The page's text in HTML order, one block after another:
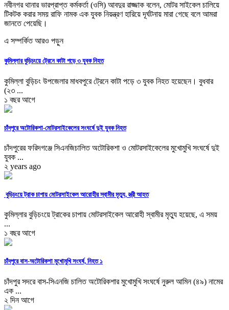
নবীনগর থানার ভারপ্রাপ্ত কর্মকর্তা (ওসি) আবদুর রাজ্জাক বলেন, মোটর সাইকেল চালিয়ে
টিকটক করার সময় রাফি নামক এক যুবক নিয়ন্ত্রণ হারিয়ে দূর্ঘটনায় মারা গেছে বলে আমরা
জানতে পেয়েছি।
এ সম্পর্কিত আরও পড়ুন
কুমিল্লার বুড়িচংয়ে ট্রেনে কাটা পড়ে ৩ যুবক নিহত
কুমিল্লা বুড়িচং উপজেলার মাধবপুরে ট্রেনে কাটা পড়ে ৩ যুবক নিহত হয়েছেন। বুধবার
(২৩ ...
১ বছর আগে
চাঁদপুরে অটোরিকশা-মোটরসাইকেলের সংঘর্ষে দুই যুবক নিহত
চাঁদপুরের ফরিদগঞ্জে সিএনজিচালিত অটোরিকশা ও মোটরসাইকেলের মুখোমুখি সংঘর্ষে দুই
যুবক ...
২ years ago
বুড়িচংয়ে ট্রাক চাপায় মোটরসাইকেল আরোহীর স্বামীর মৃত্যু, স্ত্রী আহত
কুমিল্লার বুড়িচংয়ে ট্রাকের চাপায় মোটরসাইকেল আরোহী স্বামীর মৃত্যু হয়েছে, এ সময়
...
১ বছর আগে
চাঁদপুরে বাস-অটোরিকশা মুখোমুখি সংঘর্ষ, নিহত ১
চাঁদপুর সদরে বাস-সিএনজি চালিত অটোরিকশার মুখোমুখি সংঘর্ষে নুরুল আমিন (৪৯) নামের
এক ...
২ দিন আগে